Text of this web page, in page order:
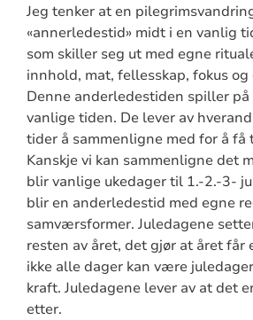
Jeg tenker at en
«annerledestid» midt i en vanlig
som skiller seg ut med egne
innhold, mat, fellesskap, fokus
Denne anderledestiden spiller
vanlige tiden. De lever av
tider å sammenligne med for å få
Kanskje vi kan sammenligne det
blir vanlige ukedager til 1.-2.-3-
blir en anderledestid med egne
samværsformer. Juledagene
resten av året, det gjør at året får
ikke alle dager kan være
kraft. Juledagene lever av at det
etter.